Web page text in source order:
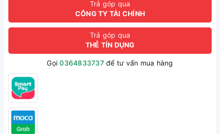
Trả góp qua
CÔNG TY TÀI CHÍNH
Trả góp qua
THẺ TÍN DỤNG
Gọi0364833737để tư vấn mua hàng